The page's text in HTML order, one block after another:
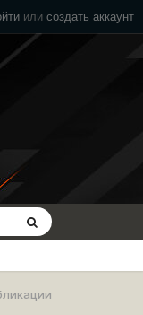
или создать аккаунт